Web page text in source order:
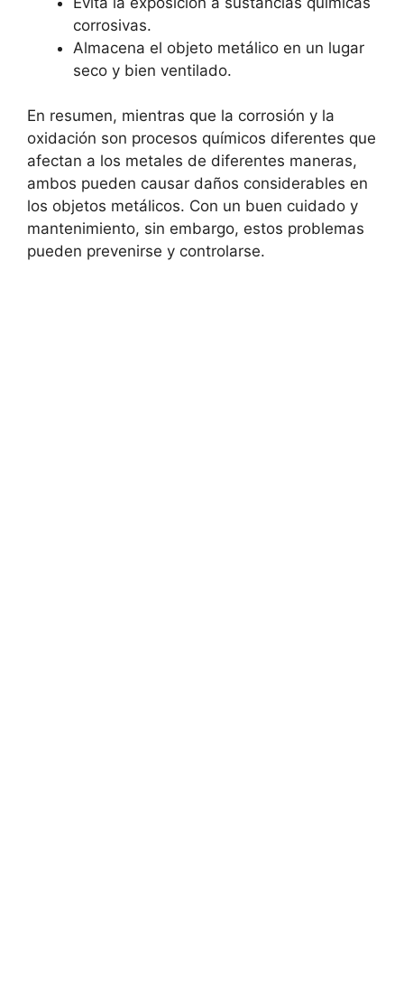
corrosivas.
Almacena el objeto metálico en un lugar
seco y bien ventilado.
En resumen, mientras que la corrosión y la
oxidación son procesos químicos diferentes que
afectan a los metales de diferentes maneras,
ambos pueden causar daños considerables en
los objetos metálicos. Con un buen cuidado y
mantenimiento, sin embargo, estos problemas
pueden prevenirse y controlarse.